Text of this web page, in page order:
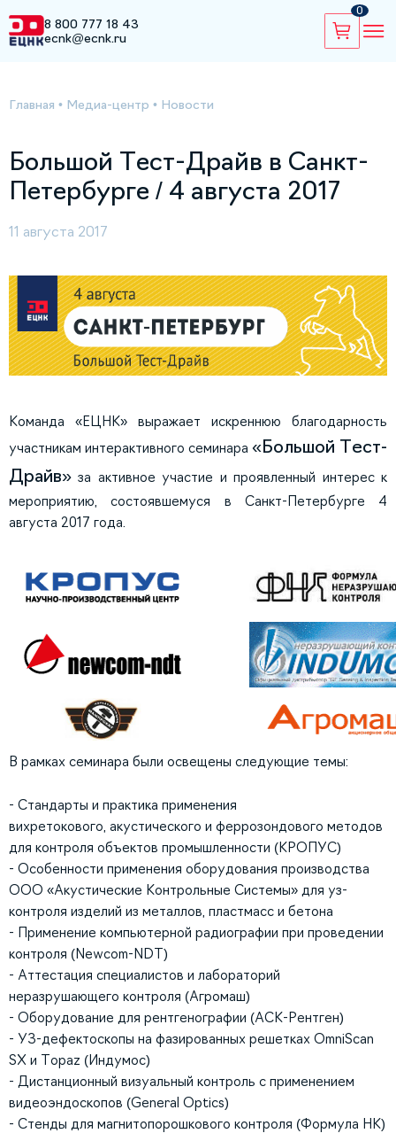
8 800 777 18 43
ecnk@ecnk.ru
0
Главная • Медиа-центр • Новости
Большой Тест-Драйв в Санкт-
Петербурге / 4 августа 2017
11 августа 2017
Команда «ЕЦНК» выражает искреннюю благодарность
участникам интерактивного семинара «Большой Тест-
Драйв» за активное участие и проявленный интерес к
мероприятию, состоявшемуся в Санкт-Петербурге 4
августа 2017 года.
В рамках семинара были освещены следующие темы:
- Стандарты и практика применения
вихретокового, акустического и феррозондового методов
для контроля объектов промышленности (КРОПУС)
- Особенности применения оборудования производства
ООО «Акустические Контрольные Системы» для уз-
контроля изделий из металлов, пластмасс и бетона
- Применение компьютерной радиографии при проведении
контроля (Newcom-NDT)
- Аттестация специалистов и лабораторий
неразрушающего контроля (Агромаш)
- Оборудование для рентгенографии (АСК-Рентген)
- УЗ-дефектоскопы на фазированных решетках OmniScan
SX и Topaz (Индумос)
- Дистанционный визуальный контроль с применением
видеоэндоскопов (General Optics)
- Стенды для магнитопорошкового контроля (Формула НК)